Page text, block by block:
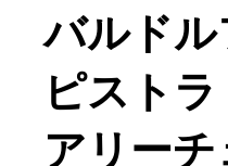
バルドル
ピスト
アリー